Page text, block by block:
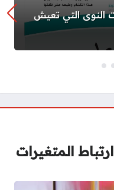
النوى التي تعيش
المتغيرات